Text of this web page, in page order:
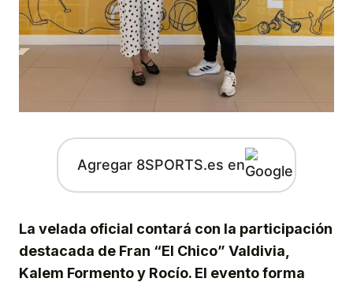
Agregar 8SPORTS.es en
La velada oficial contará con la participación
destacada de Fran “El Chico” Valdivia,
Kalem Formento y Rocío. El evento forma